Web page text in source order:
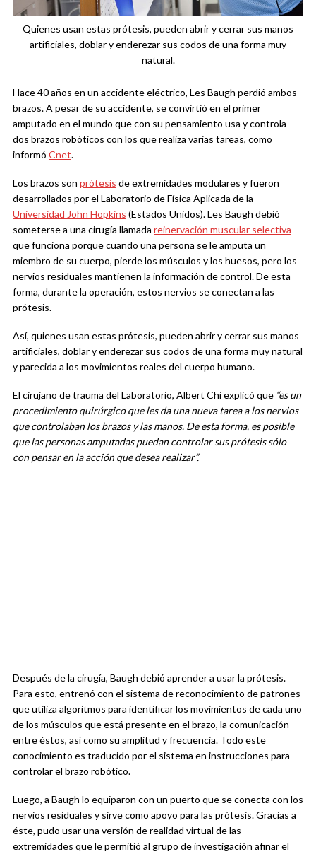
Quienes usan estas prótesis, pueden abrir y cerrar sus manos
artificiales, doblar y enderezar sus codos de una forma muy
natural.
Hace 40 años en un accidente eléctrico, Les Baugh perdió ambos
brazos. A pesar de su accidente, se convirtió en el primer
amputado en el mundo que con su pensamiento usa y controla
dos brazos robóticos con los que realiza varias tareas, como
informó Cnet.
Los brazos son prótesis de extremidades modulares y fueron
desarrollados por el Laboratorio de Física Aplicada de la
Universidad John Hopkins (Estados Unidos). Les Baugh debió
someterse a una cirugía llamada reinervación muscular selectiva
que funciona porque cuando una persona se le amputa un
miembro de su cuerpo, pierde los músculos y los huesos, pero los
nervios residuales mantienen la información de control. De esta
forma, durante la operación, estos nervios se conectan a las
prótesis.
Así, quienes usan estas prótesis, pueden abrir y cerrar sus manos
artificiales, doblar y enderezar sus codos de una forma muy natural
y parecida a los movimientos reales del cuerpo humano.
El cirujano de trauma del Laboratorio, Albert Chi explicó que “es un
procedimiento quirúrgico que les da una nueva tarea a los nervios
que controlaban los brazos y las manos. De esta forma, es posible
que las personas amputadas puedan controlar sus prótesis sólo
con pensar en la acción que desea realizar”.
Después de la cirugía, Baugh debió aprender a usar la prótesis.
Para esto, entrenó con el sistema de reconocimiento de patrones
que utiliza algoritmos para identificar los movimientos de cada uno
de los músculos que está presente en el brazo, la comunicación
entre éstos, así como su amplitud y frecuencia. Todo este
conocimiento es traducido por el sistema en instrucciones para
controlar el brazo robótico.
Luego, a Baugh lo equiparon con un puerto que se conecta con los
nervios residuales y sirve como apoyo para las prótesis. Gracias a
éste, pudo usar una versión de realidad virtual de las
extremidades que le permitió al grupo de investigación afinar el